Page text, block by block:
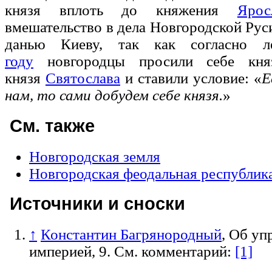
князя вплоть до княжения
вмешательство в дела Новгородской
данью Киеву, так как согласно
году новгородцы просили себе
князя Святослава и ставили условие: «
нам, то сами добудем себе князя.»
См. также
Новгородская земля
Новгородская феодальная
Источники и сноски
↑ Константин Багрянородный, Об
империей, 9. См. комментарий: [1]